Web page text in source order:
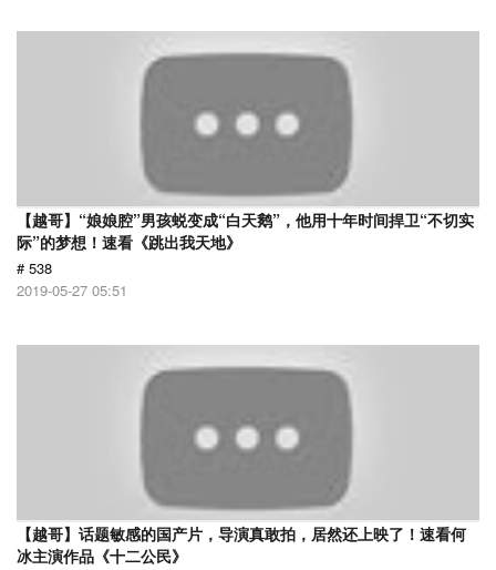
【越哥】“娘娘腔”男孩蜕变成“白天鹅”，他用十年时间捍卫“不切实
际”的梦想！速看《跳出我天地》
# 538
2019-05-27 05:51
【越哥】话题敏感的国产片，导演真敢拍，居然还上映了！速看何
冰主演作品《十二公民》